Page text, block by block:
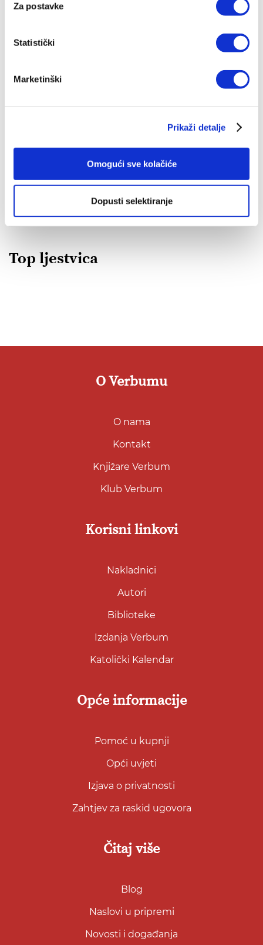
Za postavke
Statistički
Marketinški
Prikaži detalje
Omogući sve kolačiće
Dopusti selektiranje
IZDANJA NAKLADE VERBUM
Top ljestvica
O Verbumu
O nama
Kontakt
Knjižare Verbum
Klub Verbum
Korisni linkovi
Nakladnici
Autori
Biblioteke
Izdanja Verbum
Katolički Kalendar
Opće informacije
Pomoć u kupnji
Opći uvjeti
Izjava o privatnosti
Zahtjev za raskid ugovora
Čitaj više
Blog
Naslovi u pripremi
Novosti i događanja